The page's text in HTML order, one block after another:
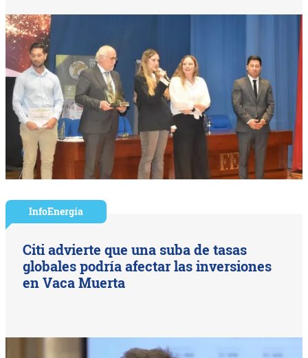
InfoEnergía
Citi advierte que una suba de tasas
globales podría afectar las inversiones
en Vaca Muerta